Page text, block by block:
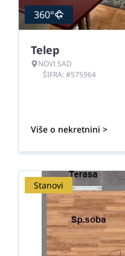
360°
Telep
NOVI SAD
ŠIFRA: #575964
Više o nekretnini >
Stanovi